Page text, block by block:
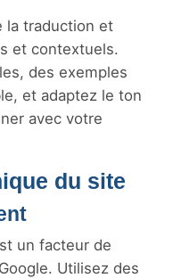
la traduction et
et contextuels.
des exemples
et adaptez le ton
avec votre
du site
un facteur de
Utilisez des